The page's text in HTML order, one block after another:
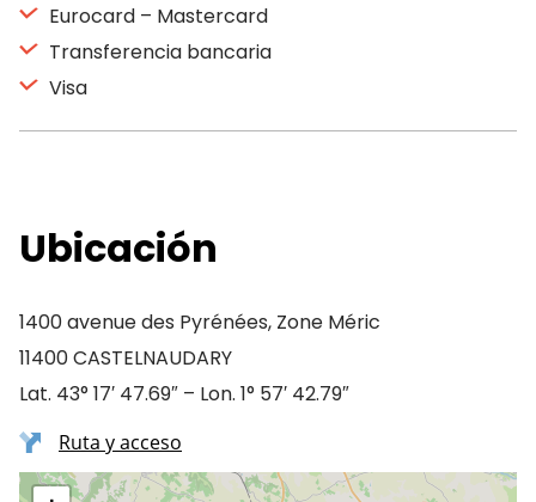
Eurocard – Mastercard
Transferencia bancaria
Visa
Ubicación
1400 avenue des Pyrénées, Zone Méric
11400 CASTELNAUDARY
Lat. 43° 17′ 47.69″ – Lon. 1° 57′ 42.79″
Ruta y acceso